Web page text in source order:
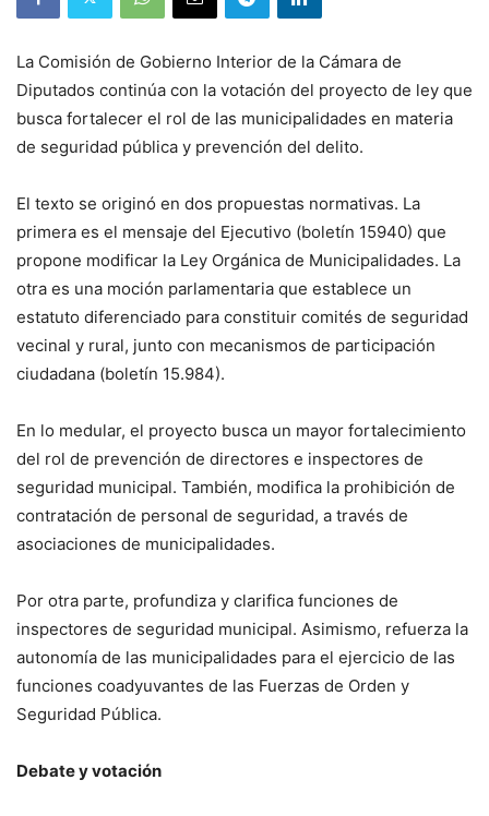
La Comisión de Gobierno Interior de la Cámara de
Diputados continúa con la votación del proyecto de ley que
busca fortalecer el rol de las municipalidades en materia
de seguridad pública y prevención del delito.
El texto se originó en dos propuestas normativas. La
primera es el mensaje del Ejecutivo (boletín 15940) que
propone modificar la Ley Orgánica de Municipalidades. La
otra es una moción parlamentaria que establece un
estatuto diferenciado para constituir comités de seguridad
vecinal y rural, junto con mecanismos de participación
ciudadana (boletín 15.984).
En lo medular, el proyecto busca un mayor fortalecimiento
del rol de prevención de directores e inspectores de
seguridad municipal. También, modifica la prohibición de
contratación de personal de seguridad, a través de
asociaciones de municipalidades.
Por otra parte, profundiza y clarifica funciones de
inspectores de seguridad municipal. Asimismo, refuerza la
autonomía de las municipalidades para el ejercicio de las
funciones coadyuvantes de las Fuerzas de Orden y
Seguridad Pública.
Debate y votación